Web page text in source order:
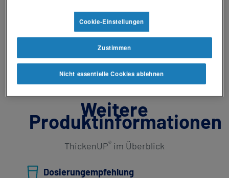
Glutenfrei
Jetzt in Ihrer Apotheke
Weitere
Produktinformationen
ThickenUP®im Überblick
Dosierungempfehlung
Cookie-Einstellungen
Nicht essentielle Cookies ablehnen
Zustimmen